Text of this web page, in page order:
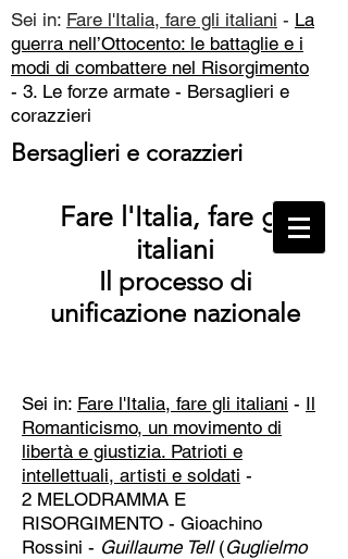
Sei in: Fare l'Italia, fare gli italiani - La
guerra nell’Ottocento: le battaglie e i
modi di combattere nel Risorgimento
- 3. Le forze armate - Bersaglieri e
corazzieri
Bersaglieri e corazzieri
Fare l'Italia, fare gli
italiani
Il processo di
unificazione nazionale
Sei in: Fare l'Italia, fare gli italiani - Il
Romanticismo, un movimento di
libertà e giustizia. Patrioti e
intellettuali, artisti e soldati -
2 MELODRAMMA E
RISORGIMENTO - Gioachino
Rossini - Guillaume Tell (Guglielmo